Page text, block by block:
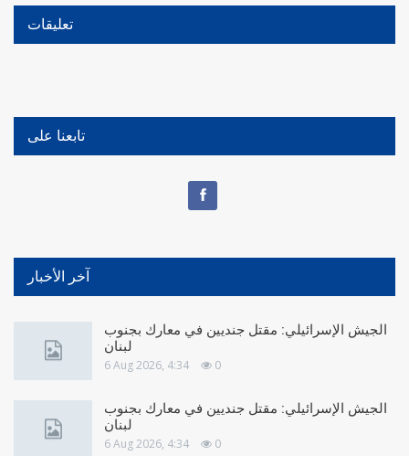
تعليقات
تابعنا على
آخر الأخبار
الجيش الإسرائيلي: مقتل جنديين في معارك بجنوب
لبنان
6 Aug 2026, 4:34 0
الجيش الإسرائيلي: مقتل جنديين في معارك بجنوب
لبنان
6 Aug 2026, 4:34 0